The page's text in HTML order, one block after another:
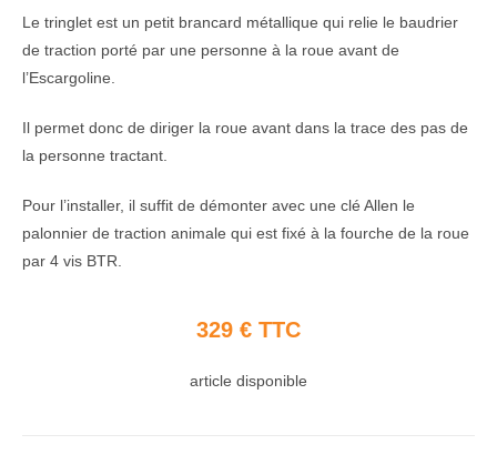
Le tringlet est un petit brancard métallique qui relie le baudrier
de traction porté par une personne à la roue avant de
l’Escargoline.
Il permet donc de diriger la roue avant dans la trace des pas de
la personne tractant.
Pour l’installer, il suffit de démonter avec une clé Allen le
palonnier de traction animale qui est fixé à la fourche de la roue
par 4 vis BTR.
329 € TTC
article disponible